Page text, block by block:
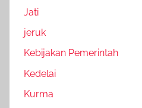
Jati
jeruk
Kebijakan Pemerintah
Kedelai
Kurma